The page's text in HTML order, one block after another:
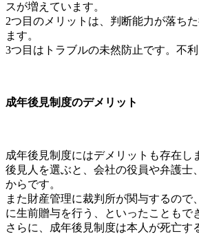
スが増えています。
2つ目のメリットは、判断能力が落ち
ます。
3つ目はトラブルの未然防止です。不
成年後見制度のデメリット
成年後見制度にはデメリットも存在し
後見人を選ぶと、会社の役員や弁護士
からです。
また財産管理に裁判所が関与するの
に生前贈与を行う、といったこともで
さらに、成年後見制度は本人が死亡